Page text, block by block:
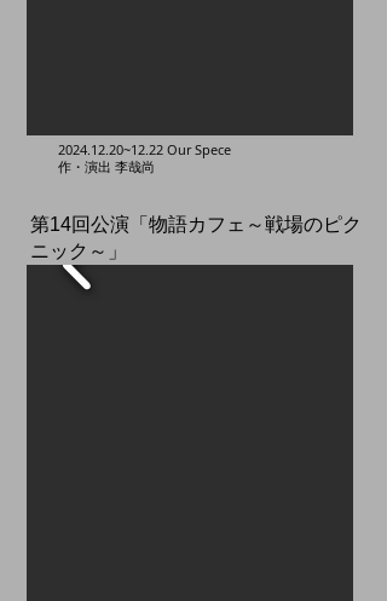
2024.12.20~12.22 Our Spece
​作・演出 李哉尚
​第14回公演「物語カフェ～戦場のピク
ニック～」